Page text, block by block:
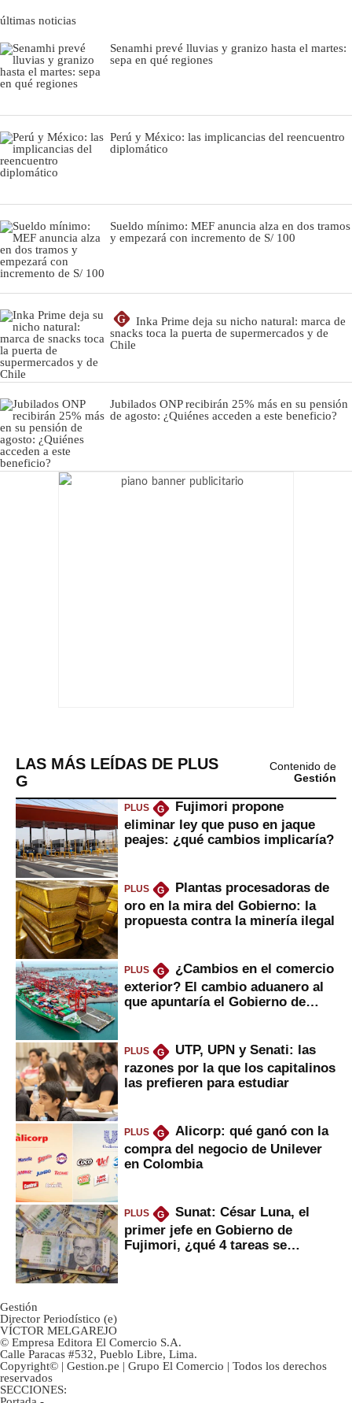
últimas noticias
Senamhi prevé lluvias y granizo hasta el martes:
sepa en qué regiones
Perú y México: las implicancias del reencuentro
diplomático
Sueldo mínimo: MEF anuncia alza en dos tramos
y empezará con incremento de S/ 100
G
Inka Prime deja su nicho natural: marca de
snacks toca la puerta de supermercados y de
Chile
Jubilados ONP recibirán 25% más en su pensión
de agosto: ¿Quiénes acceden a este beneficio?
LAS MÁS LEÍDAS DE PLUS
G
Contenido de
Gestión
PLUS G
Fujimori propone
eliminar ley que puso en jaque
peajes: ¿qué cambios implicaría?
PLUS G
Plantas procesadoras de
oro en la mira del Gobierno: la
propuesta contra la minería ilegal
PLUS G
¿Cambios en el comercio
exterior? El cambio aduanero al
que apuntaría el Gobierno de
PLUS G
UTP, UPN y Senati: las
razones por la que los capitalinos
las prefieren para estudiar
PLUS G
Alicorp: qué ganó con la
compra del negocio de Unilever
en Colombia
PLUS G
Sunat: César Luna, el
primer jefe en Gobierno de
Fujimori, ¿qué 4 tareas se
Gestión
Director Periodístico (e)
VÍCTOR MELGAREJO
© Empresa Editora El Comercio S.A.
Calle Paracas #532, Pueblo Libre, Lima.
Copyright© | Gestion.pe | Grupo El Comercio | Todos los derechos
reservados
SECCIONES: